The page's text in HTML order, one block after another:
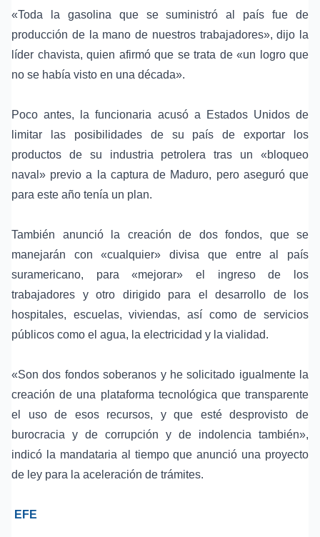
«Toda la gasolina que se suministró al país fue de
producción de la mano de nuestros trabajadores», dijo la
líder chavista, quien afirmó que se trata de «un logro que
no se había visto en una década».
Poco antes, la funcionaria acusó a Estados Unidos de
limitar las posibilidades de su país de exportar los
productos de su industria petrolera tras un «bloqueo
naval » previo a la captura de Maduro, pero aseguró que
para este año tenía un plan.
También anunció la creación de dos fondos, que se
manejarán con «cualquier» divisa que entre al país
suramericano, para «mejorar» el ingreso de los
trabajadores y otro dirigido para el desarrollo de los
hospitales, escuelas, viviendas, así como de servicios
públicos como el agua, la electricidad y la vialidad.
«Son dos fondos soberanos y he solicitado igualmente la
creación de una plataforma tecnológica que transparente
el uso de esos recursos, y que esté desprovisto de
burocracia y de corrupción y de indolencia también»,
indicó la mandataria al tiempo que anunció una proyecto
de ley para la aceleración de trámites.
EFE